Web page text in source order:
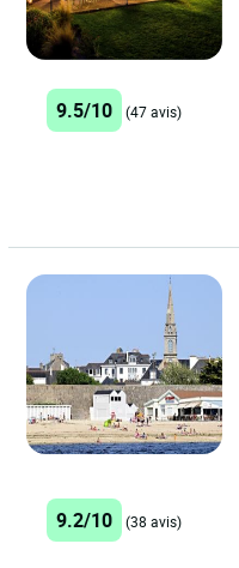
9.5/10 (47 avis)
9.2/10 (38 avis)